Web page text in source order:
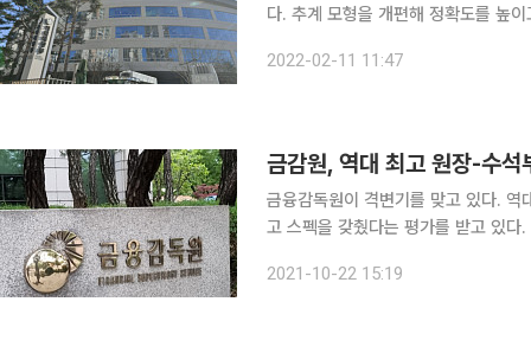
다. 추계 모형을 개편해 정확도를 높
선 방안'을 내놓고 "세수 추계 메커니
2022-02-11 11:47
금감원, 역대 최고 원장-수
금융감독원이 격변기를 맞고 있다. 역
고 스펙을 갖췄다는 평가를 받고 있다
이찬우 전 기획재정부 차관보, 김종민
2021-10-22 15:19